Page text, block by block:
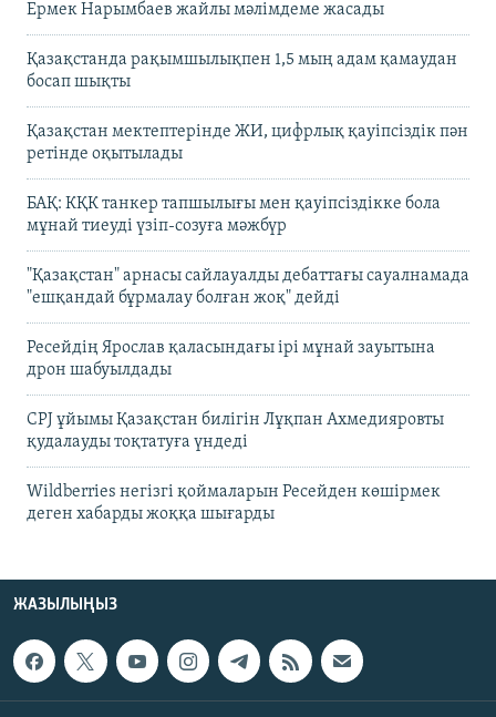
Ермек Нарымбаев жайлы мәлімдеме жасады
Қазақстанда рақымшылықпен 1,5 мың адам қамаудан
босап шықты
Қазақстан мектептерінде ЖИ, цифрлық қауіпсіздік пән
ретінде оқытылады
БАҚ: КҚК танкер тапшылығы мен қауіпсіздікке бола
мұнай тиеуді үзіп-созуға мәжбүр
"Қазақстан" арнасы сайлауалды дебаттағы сауалнамада
"ешқандай бұрмалау болған жоқ" дейді
Ресейдің Ярослав қаласындағы ірі мұнай зауытына
дрон шабуылдады
CPJ ұйымы Қазақстан билігін Лұқпан Ахмедияровты
қудалауды тоқтатуға үндеді
Wildberries негізгі қоймаларын Ресейден көшірмек
деген хабарды жоққа шығарды
ЖАЗЫЛЫҢЫЗ